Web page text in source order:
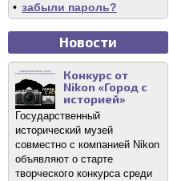
• забыли пароль?
Новости
Конкурс от
Nikon «Город с
историей»
Государственный
исторический музей
совместно с компанией Nikon
объявляют о старте
творческого конкурса среди